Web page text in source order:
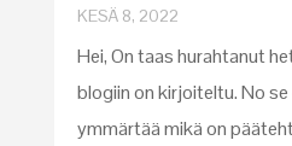
KESÄ 8, 2022
Hei, On taas hurahtanut
blogiin on kirjoiteltu. No
ymmärtää mikä on